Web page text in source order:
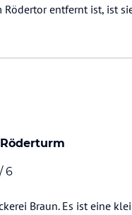
entfernt ist, ist
/ 6
Braun. Es ist eine